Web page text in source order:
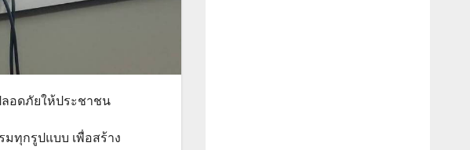
ลอดภัยให้ประชาชน
ทุกรูปแบบ เพื่อสร้าง